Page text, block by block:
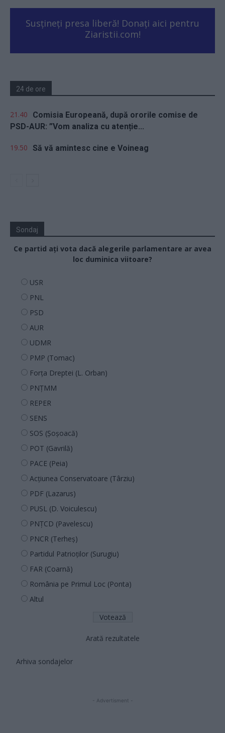
Susțineți presa liberă! Donați aici pentru
Ziaristii.com!
24 de ore
21.40
Comisia Europeană, după ororile comise de
PSD-AUR: ”Vom analiza cu atenție...
19.50 Să vă amintesc cine e Voineag
Sondaj
Ce partid ați vota dacă alegerile parlamentare ar avea
loc duminica viitoare?
USR
PNL
PSD
AUR
UDMR
PMP (Tomac)
Forța Dreptei (L. Orban)
PNȚMM
REPER
SENS
SOS (Șoșoacă)
POT (Gavrilă)
PACE (Peia)
Acțiunea Conservatoare (Târziu)
PDF (Lazarus)
PUSL (D. Voiculescu)
PNȚCD (Pavelescu)
PNCR (Terheș)
Partidul Patrioților (Surugiu)
FAR (Coarnă)
România pe Primul Loc (Ponta)
Altul
Arată rezultatele
Arhiva sondajelor
- Advertisment -